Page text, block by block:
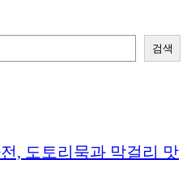
검색
, 도토리묵과 막걸리 맛